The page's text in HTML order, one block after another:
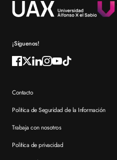
Reconocimientos
¡Síguenos!
Contacto
Política de Seguridad de la Información
Trabaja con nosotros
Política de privacidad